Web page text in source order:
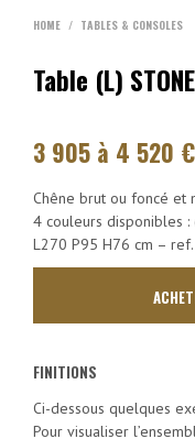
HOME / TABLES & CONSOLES
Table (L)
3 905 à 4 520
Chêne brut ou foncé et
4 couleurs disponibles :
L270 P95 H76 cm –
FINITIONS
Ci-dessous quelques
Pour visualiser